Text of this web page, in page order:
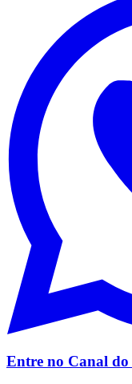
São Paulo
Entre no Canal do